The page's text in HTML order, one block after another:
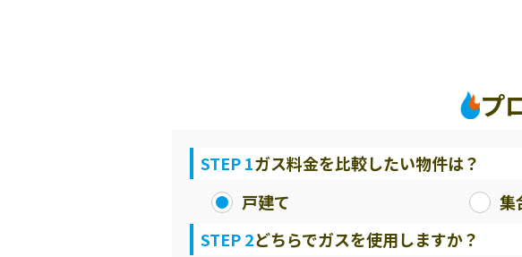
プ
STEP 1ガス料金を比較したい物件は？
戸建て
集
STEP 2どちらでガスを使用しますか？